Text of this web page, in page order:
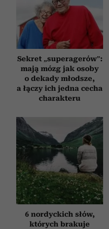
Sekret „superagerów”:
mają mózg jak osoby
o dekady młodsze,
a łączy ich jedna cecha
charakteru
6 nordyckich słów,
których brakuje